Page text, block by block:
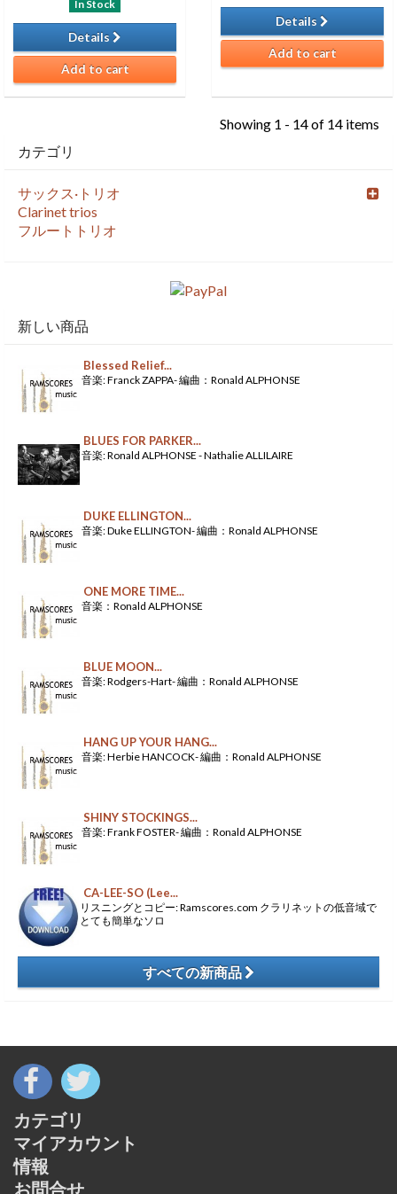
In Stock
Details
Add to cart
Details
Add to cart
Showing 1 - 14 of 14 items
カテゴリ
サックス·トリオ
Clarinet trios
フルートトリオ
新しい商品
Blessed Relief...
音楽: Franck ZAPPA- 編曲：Ronald ALPHONSE
BLUES FOR PARKER...
音楽: Ronald ALPHONSE - Nathalie ALLILAIRE
DUKE ELLINGTON...
音楽: Duke ELLINGTON- 編曲：Ronald ALPHONSE
ONE MORE TIME...
音楽：Ronald ALPHONSE
BLUE MOON...
音楽: Rodgers-Hart- 編曲：Ronald ALPHONSE
HANG UP YOUR HANG...
音楽: Herbie HANCOCK- 編曲：Ronald ALPHONSE
SHINY STOCKINGS...
音楽: Frank FOSTER- 編曲：Ronald ALPHONSE
CA-LEE-SO (Lee...
リスニングとコピー: Ramscores.com クラリネットの低音域で
とても簡単なソロ
すべての新商品
カテゴリ
マイアカウント
情報
お問合せ